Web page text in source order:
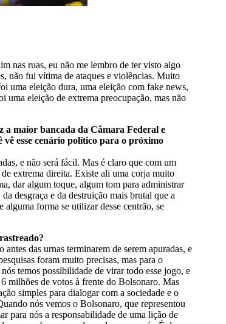
nas ruas, eu não me lembro de ter visto algo
não fui vítima de ataques e violências. Muito
uma eleição dura, uma eleição com fake news,
uma eleição de extrema preocupação, mas não
a maior bancada da Câmara Federal e
esse cenário político para o próximo
e não será fácil. Mas é claro que com um
de extrema direita. Existe ali uma corja muito
dar algum toque, algum tom para administrar
desgraça e da destruição mais brutal que a
forma se utilizar desse centrão, se
das urnas terminarem de serem apuradas, e
foram muito precisas, mas para o
temos possibilidade de virar todo esse jogo, e
milhões de votos à frente do Bolsonaro. Mas
simples para dialogar com a sociedade e o
nós vemos o Bolsonaro, que representou
para nós a responsabilidade de uma lição de